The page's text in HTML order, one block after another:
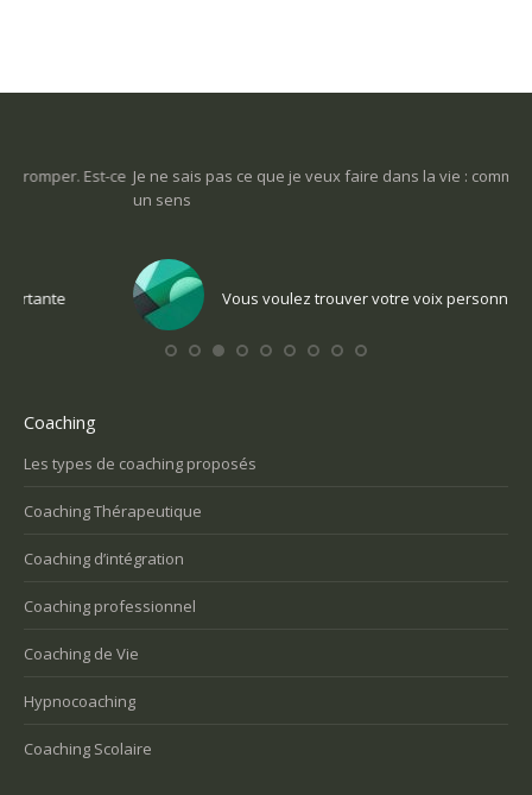
Je ne sais pas ce que je veux faire dans la vie : comment retrouver
Vous voulez trouver votre voix personnelle
Coaching
Les types de coaching proposés
Coaching Thérapeutique
Coaching d’intégration
Coaching professionnel
Coaching de Vie
Hypnocoaching
Coaching Scolaire